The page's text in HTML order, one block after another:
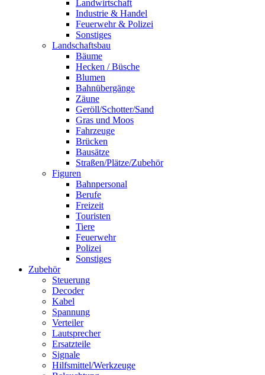
Landwirtschaft
Industrie & Handel
Feuerwehr & Polizei
Sonstiges
Landschaftsbau
Bäume
Hecken / Büsche
Blumen
Bahnübergänge
Zäune
Geröll/Schotter/Sand
Gras und Moos
Fahrzeuge
Brücken
Bausätze
Straßen/Plätze/Zubehör
Figuren
Bahnpersonal
Berufe
Freizeit
Touristen
Tiere
Feuerwehr
Polizei
Sonstiges
Zubehör
Steuerung
Decoder
Kabel
Spannung
Verteiler
Lautsprecher
Ersatzteile
Signale
Hilfsmittel/Werkzeuge